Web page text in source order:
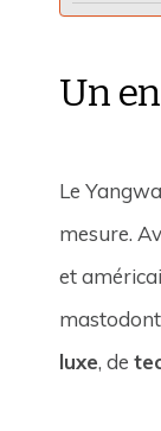
Un
Le
mesure.
et
luxe, de